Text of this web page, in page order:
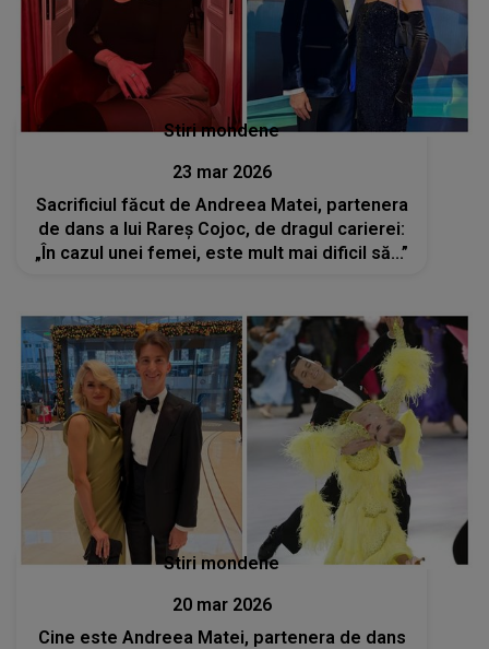
Stiri mondene
23 mar 2026
Sacrificiul făcut de Andreea Matei, partenera
de dans a lui Rareș Cojoc, de dragul carierei:
„În cazul unei femei, este mult mai dificil să...”
Stiri mondene
20 mar 2026
Cine este Andreea Matei, partenera de dans